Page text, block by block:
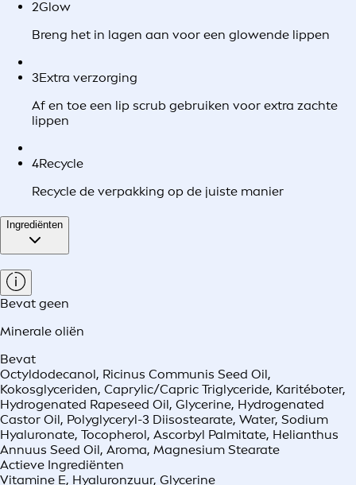
2Glow
Breng het in lagen aan voor een glowende lippen
3Extra verzorging
Af en toe een lip scrub gebruiken voor extra zachte
lippen
4Recycle
Recycle de verpakking op de juiste manier
Ingrediënten
Bevat geen
Minerale oliën
Bevat
Octyldodecanol, Ricinus Communis Seed Oil,
Kokosglyceriden, Caprylic/Capric Triglyceride, Karitéboter,
Hydrogenated Rapeseed Oil, Glycerine, Hydrogenated
Castor Oil, Polyglyceryl-3 Diisostearate, Water, Sodium
Hyaluronate, Tocopherol, Ascorbyl Palmitate, Helianthus
Annuus Seed Oil, Aroma, Magnesium Stearate
Actieve Ingrediënten
Vitamine E, Hyaluronzuur, Glycerine